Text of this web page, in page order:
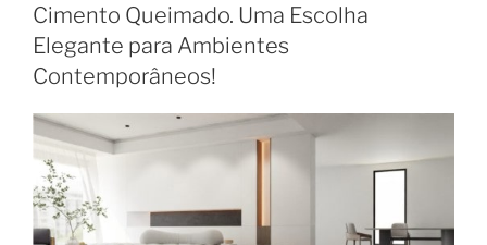
Cimento Queimado. Uma Escolha
Elegante para Ambientes
Contemporâneos!